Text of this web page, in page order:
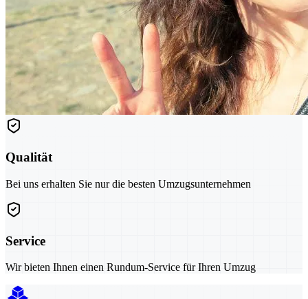
Qualität
Bei uns erhalten Sie nur die besten Umzugsunternehmen
Service
Wir bieten Ihnen einen Rundum-Service für Ihren Umzug